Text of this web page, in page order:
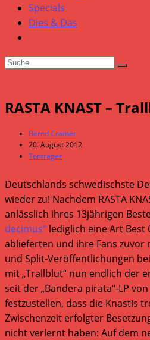
Specials
Dies & Das
RASTA KNAST –
Beitrags-
Autor:
Bernd Cramer
Beitrag
veröffentlicht:
20. August 2012
Beitrags-
Tonträger
Deutschlands schwedischste
wieder zu! Nachdem RASTA
anlässlich ihres 13jährigen
decimus“ lediglich eine Art
ablieferten und ihre Fans zuvor
und Split-Veröffentlichungen
mit „Trallblut“ nun endlich der
seit der „Bandera pirata“-LP
festzustellen, dass die Knastis
Zwischenzeit erfolgter
nicht verlernt haben: Auf dem